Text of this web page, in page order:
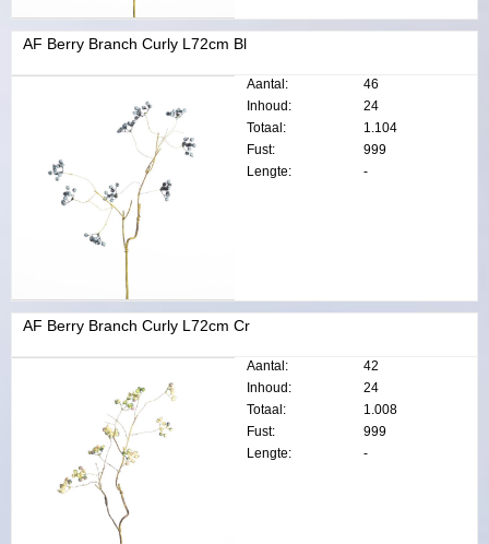
AF Berry Branch Curly L72cm Bl
Aantal:
46
Inhoud:
24
Totaal:
1.104
Fust:
999
Lengte:
-
AF Berry Branch Curly L72cm Cr
Aantal:
42
Inhoud:
24
Totaal:
1.008
Fust:
999
Lengte:
-